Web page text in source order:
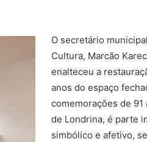
O secretário
Cultura, Marcão
enalteceu a
anos do espaço
comemorações de
de Londrina, é parte
simbólico e afetivo,